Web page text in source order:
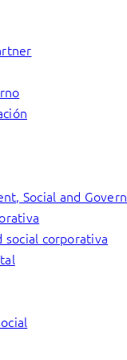
Social and
social corporativa